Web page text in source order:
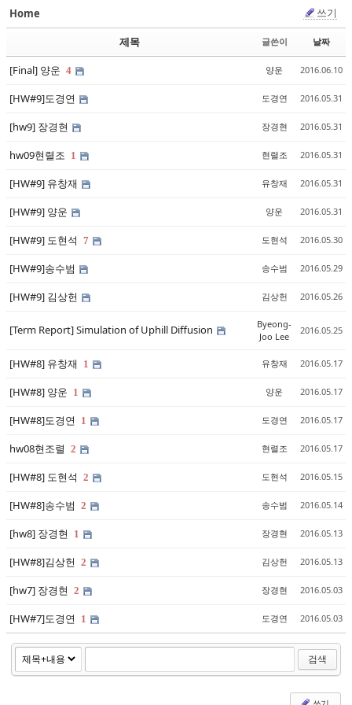
Home 쓰기
제목 글쓴이 날짜
[Final] 양운 4 양운 2016.06.10
[HW#9]도경연 도경연 2016.05.31
[hw9] 장경현 장경현 2016.05.31
hw09현렬조 1 현렬조 2016.05.31
[HW#9] 유창재 유창재 2016.05.31
[HW#9] 양운 양운 2016.05.31
[HW#9] 도현석 7 도현석 2016.05.30
[HW#9]송수범 송수범 2016.05.29
[HW#9] 김상헌 김상헌 2016.05.26
[Term Report] Simulation of Uphill Diffusion
Byeong-
Joo Lee
2016.05.25
[HW#8] 유창재 1 유창재 2016.05.17
[HW#8] 양운 1 양운 2016.05.17
[HW#8]도경연 1 도경연 2016.05.17
hw08현조렬 2 현렬조 2016.05.17
[HW#8] 도현석 2 도현석 2016.05.15
[HW#8]송수범 2 송수범 2016.05.14
[hw8] 장경현 1 장경현 2016.05.13
[HW#8]김상헌 2 김상헌 2016.05.13
[hw7] 장경현 2 장경현 2016.05.03
[HW#7]도경연 1 도경연 2016.05.03
검색
Sketchbook5, 스케치북5
Sketchbook5, 스케치북5
Sketchbook5, 스케치북5
Sketchbook5, 스케치북5